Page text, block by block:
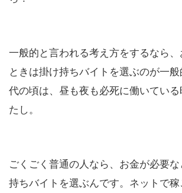
一般的と言われる考え方をするなら
ときは掛け持ちバイトを選ぶのが一
代の頃は、昼も夜も必死に働いてい
たし。
ごくごく普通の人なら、お金が必要
持ちバイトを選ぶんです。ネットで